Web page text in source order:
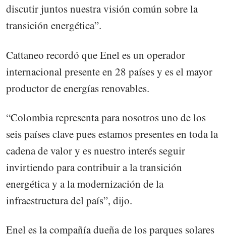
discutir juntos nuestra visión común sobre la
transición energética”.
Cattaneo recordó que Enel es un operador
internacional presente en 28 países y es el mayor
productor de energías renovables.
“Colombia representa para nosotros uno de los
seis países clave pues estamos presentes en toda la
cadena de valor y es nuestro interés seguir
invirtiendo para contribuir a la transición
energética y a la modernización de la
infraestructura del país”, dijo.
Enel es la compañía dueña de los parques solares